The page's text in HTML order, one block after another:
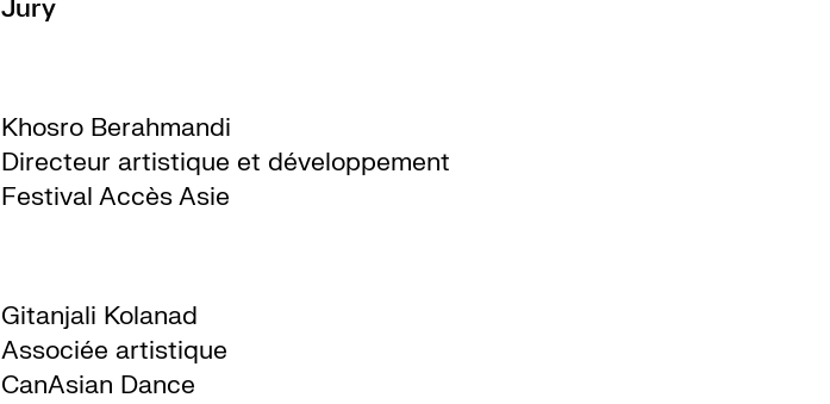
Jury
Khosro Berahmandi
Directeur artistique et développement
Festival Accès Asie
Gitanjali Kolanad
Associée artistique
CanAsian Dance